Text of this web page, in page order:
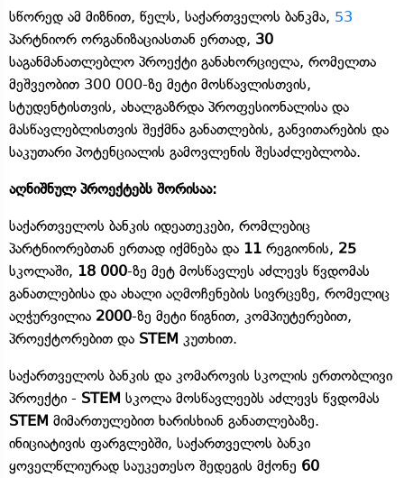
სწორედ ამ მიზნით, წელს, საქართველოს ბანკმა, 53
პარტნიორ ორგანიზაციასთან ერთად, 30
საგანმანათლებლო პროექტი განახორციელა, რომელთა
მეშვეობით 300 000-ზე მეტი მოსწავლისთვის,
სტუდენტისთვის, ახალგაზრდა პროფესიონალისა და
მასწავლებლისთვის შექმნა განათლების, განვითარების და
საკუთარი პოტენციალის გამოვლენის შესაძლებლობა.
აღნიშნულ პროექტებს შორისაა:
საქართველოს ბანკის იდეათეკები, რომლებიც
პარტნიორებთან ერთად იქმნება და 11 რეგიონის, 25
სკოლაში, 18 000-ზე მეტ მოსწავლეს აძლევს წვდომას
განათლებისა და ახალი აღმოჩენების სივრცეზე, რომელიც
აღჭურვილია 2000-ზე მეტი წიგნით, კომპიუტერებით,
პროექტორებით და STEM კუთხით.
საქართველოს ბანკის და კომაროვის სკოლის ერთობლივი
პროექტი - STEM სკოლა მოსწავლეებს აძლევს წვდომას
STEM მიმართულებით ხარისხიან განათლებაზე.
ინიციატივის ფარგლებში, საქართველოს ბანკი
ყოველწლიურად საუკეთესო შედეგის მქონე 60